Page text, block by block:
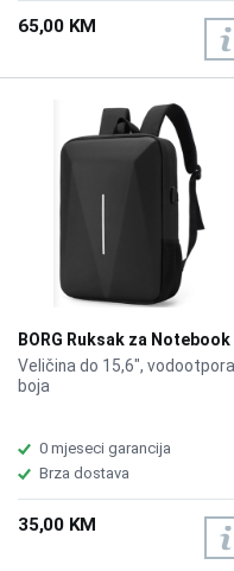
65,00 KM
BORG Ruksak za Notebook
S221
Veličina do 15,6",
boja
0 mjeseci garancija
Brza dostava
35,00 KM